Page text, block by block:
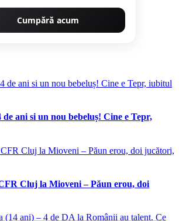
Cumpără acum
ani si un nou bebeluș! Cine e Tepr,
Cluj la Mioveni – Păun erou, doi